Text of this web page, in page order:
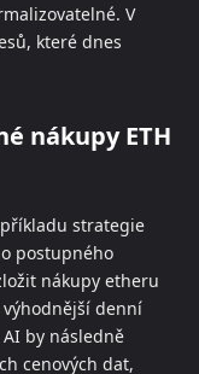
V
které dnes
nákupy ETH
strategie
postupného
nákupy etheru
denní
by následně
cenových dat,